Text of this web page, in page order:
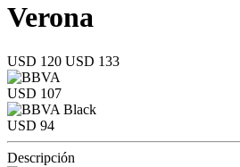
Verona
USD 120 USD 133
USD 107
USD 94
Descripción